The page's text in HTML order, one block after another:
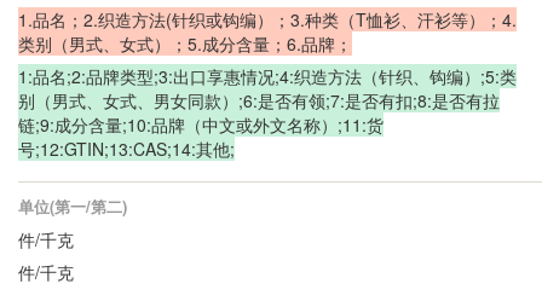
1.品名；2.织造方法(针织或钩编）；3.种类（T恤衫、汗衫等）；4.
类别（男式、女式）； 5.成分含量；6.品牌；
1:品名;2:品牌类型;3:出口享惠情况;4:织造方法（针织、钩编）;5:类
别（男式、女式、男女同款）;6:是否有领;7:是否有扣;8:是否有拉
链;9:成分含量;10:品牌（中文或外文名称）;11:货
号;12:GTIN;13:CAS;14:其他;
单位(第一/第二)
件/千克
件/千克